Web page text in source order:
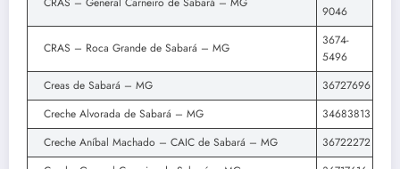
9046
CRAS – Roca Grande de Sabará – MG
3674-
5496
Creas de Sabará – MG
36727696
Creche Alvorada de Sabará – MG
34683813
Creche Aníbal Machado – CAIC de Sabará – MG
36722272